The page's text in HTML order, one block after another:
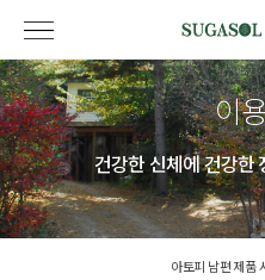
이
건강한 신체에 건강한
아토피 남편 제품